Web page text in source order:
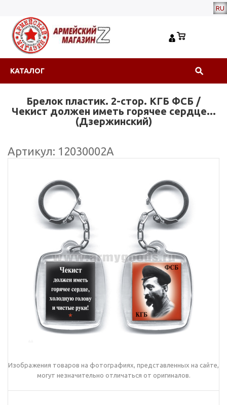
RU
КАТАЛОГ
Брелок пластик. 2-стор. КГБ ФСБ /
Чекист должен иметь горячее сердце...
(Дзержинский)
Артикул: 12030002А
Изображения товаров на фотографиях, представленных на сайте,
могут незначительно отличаться от оригиналов.